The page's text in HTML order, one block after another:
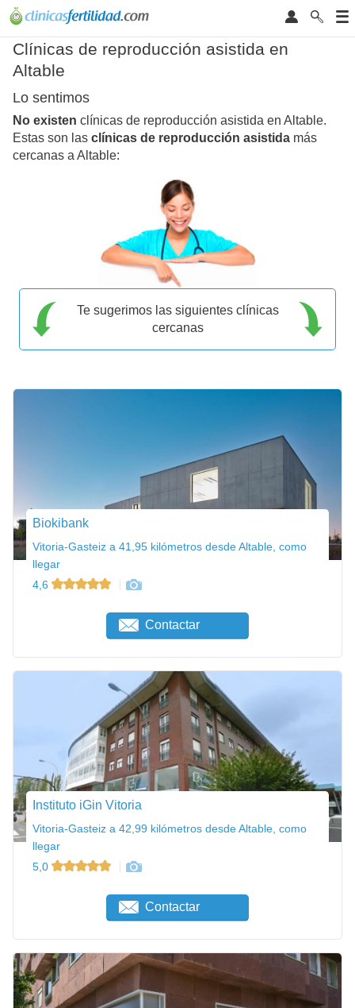
Clínicas de reproducción asistida en
Altable
Lo sentimos
No existen clínicas de reproducción asistida en Altable.
Estas son las clínicas de reproducción asistida más
cercanas a Altable:
Te sugerimos las siguientes clínicas
cercanas
Biokibank
Vitoria-Gasteiz a 41,95 kilómetros desde Altable, como
llegar
4,6
Contactar
Instituto iGin Vitoria
Vitoria-Gasteiz a 42,99 kilómetros desde Altable, como
llegar
5,0
Contactar